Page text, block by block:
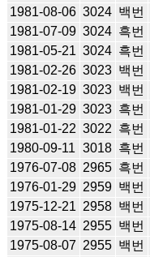
1981-08-06 3024 백번
1981-07-09 3024 흑번
1981-05-21 3024 흑번
1981-02-26 3023 백번
1981-02-19 3023 백번
1981-01-29 3023 흑번
1981-01-22 3022 흑번
1980-09-11 3018 흑번
1976-07-08 2965 흑번
1976-01-29 2959 백번
1975-12-21 2958 백번
1975-08-14 2955 백번
1975-08-07 2955 백번